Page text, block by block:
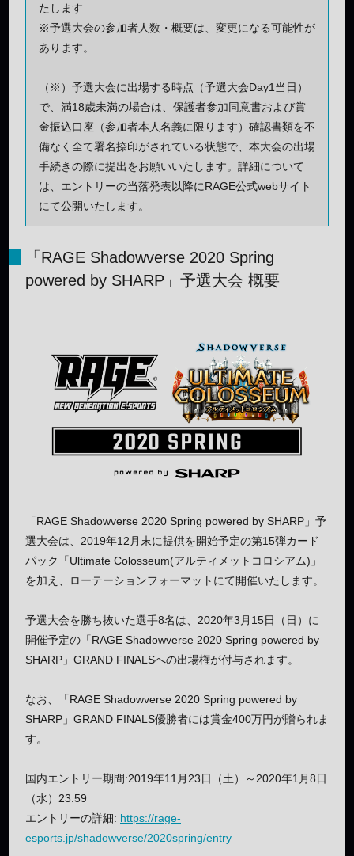
たします
※予選大会の参加者人数・概要は、変更になる可能性が
あります。
（※）予選大会に出場する時点（予選大会Day1当日）
で、満18歳未満の場合は、保護者参加同意書および賞
金振込口座（参加者本人名義に限ります）確認書類を不
備なく全て署名捺印がされている状態で、本大会の出場
手続きの際に提出をお願いいたします。詳細について
は、エントリーの当落発表以降にRAGE公式webサイト
にて公開いたします。
「RAGE Shadowverse 2020 Spring
powered by SHARP」予選大会 概要
「RAGE Shadowverse 2020 Spring powered by SHARP」予
選大会は、2019年12月末に提供を開始予定の第15弾カード
パック「Ultimate Colosseum(アルティメットコロシアム)」
を加え、ローテーションフォーマットにて開催いたします。
予選大会を勝ち抜いた選手8名は、2020年3月15日（日）に
開催予定の「RAGE Shadowverse 2020 Spring powered by
SHARP」GRAND FINALSへの出場権が付与されます。
なお、「RAGE Shadowverse 2020 Spring powered by
SHARP」GRAND FINALS優勝者には賞金400万円が贈られま
す。
国内エントリー期間:2019年11月23日（土）～2020年1月8日
（水）23:59
エントリーの詳細: https://rage-
esports.jp/shadowverse/2020spring/entry